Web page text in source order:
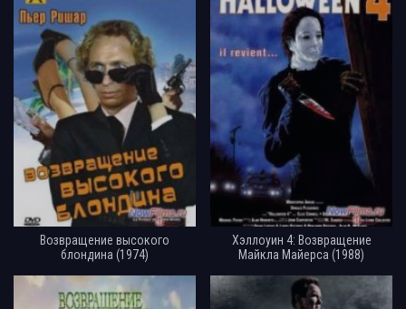
Возвращение высокого
блондина (1974)
Хэллоуин 4: Возвращение
Майкла Майерса (1988)